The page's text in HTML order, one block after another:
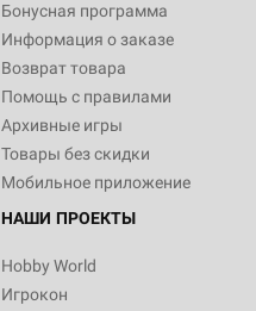
Бонусная программа
Информация о заказе
Возврат товара
Помощь с правилами
Архивные игры
Товары без скидки
Мобильное приложение
НАШИ ПРОЕКТЫ
Hobby World
Игрокон